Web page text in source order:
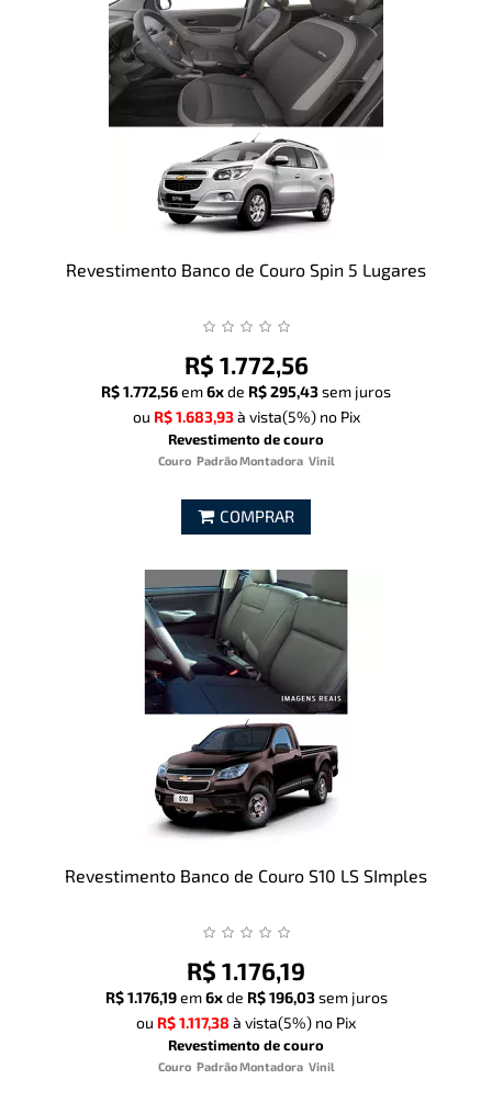
Revestimento Banco de Couro Spin 5 Lugares
R$ 1.772,56
R$ 1.772,56em6xde R$ 295,43sem juros
ou R$ 1.683,93à vista(5%)no Pix
Revestimento de couro
Couro Padrão Montadora Vinil
COMPRAR
Revestimento Banco de Couro S10 LS SImples
R$ 1.176,19
R$ 1.176,19 em6x de R$ 196,03 sem juros
ou R$ 1.117,38 à vista(5%) no Pix
Revestimento de couro
Couro Padrão Montadora Vinil